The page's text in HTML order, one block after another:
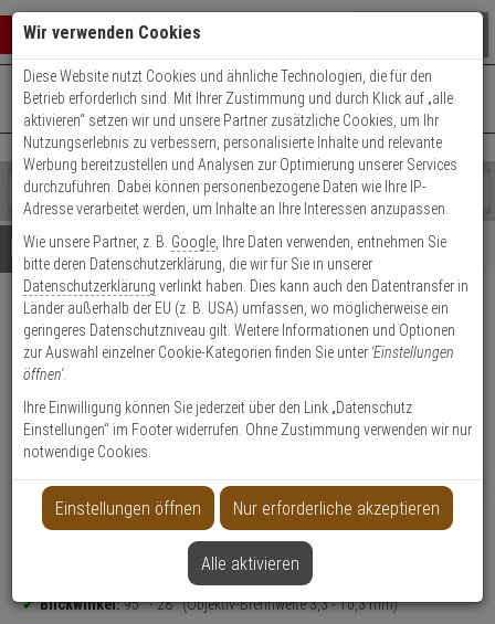
Warenkorb schließen
0 ARTIKEL IM WARENKORB
Ihr Warenkorb ist momentan leer.
Ergebnisse ()
Fertig
Shop
durchsuchen
Bitte
geben
Sie
mindestens
Zeichen
ein,
um
Suche
Es
wurde
noch
Kategorien
Suche
gestartet
+49 (0)821 899 493-0Mo. - Do.: 8:00 - 16:30 | Fr.: 8:00 - 14:00 Uhr
Kontaktservice nutzen
Details Beratung
Hanwha ANV-L7082R IP-
Kamera 4MP T/N IP66 IK10
Produktmerkmale
NEU
Dome Kamera
Blickwinkel:95° - 28° (Objektiv-Brennweite 3,3 - 10,3 mm)
Wir verwenden Cookies
Diese Website nutzt Cookies und ähnliche Technologien, die für den
Betrieb erforderlich sind. Mit Ihrer Zustimmung und durch Klick auf „alle
aktivieren“ setzen wir und unsere Partner zusätzliche Cookies, um Ihr
Nutzungserlebnis zu verbessern, personalisierte Inhalte und relevante
Werbung bereitzustellen und Analysen zur Optimierung unserer Services
durchzuführen. Dabei können personenbezogene Daten wie Ihre IP-
Adresse verarbeitet werden, um Inhalte an Ihre Interessen anzupassen.
Wie unsere Partner, z. B. Google , Ihre Daten verwenden, entnehmen Sie
bitte deren Datenschutzerklärung, die wir für Sie in unserer
Datenschutzerklärung verlinkt haben. Dies kann auch den Datentransfer in
Länder außerhalb der EU (z. B. USA) umfassen, wo möglicherweise ein
geringeres Datenschutzniveau gilt. Weitere Informationen und Optionen
zur Auswahl einzelner Cookie-Kategorien finden Sie unter 'Einstellungen
öffnen'.
Ihre Einwilligung können Sie jederzeit über den Link „Datenschutz
Einstellungen“ im Footer widerrufen. Ohne Zustimmung verwenden wir nur
notwendige Cookies.
Einstellungen öffnen Nur erforderliche akzeptieren
Alle aktivieren